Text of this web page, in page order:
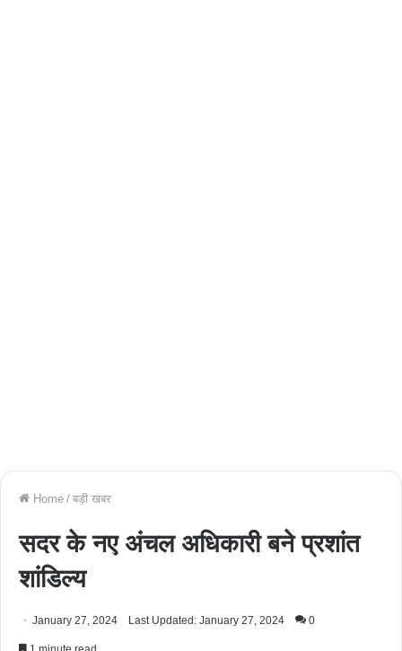
Home / बड़ी खबर
सदर के नए अंचल अधिकारी बने प्रशांत
शांडिल्य
January 27, 2024 Last Updated: January 27, 2024 0